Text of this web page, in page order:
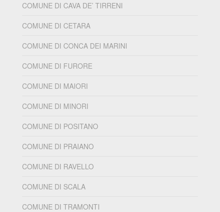
COMUNE DI CAVA DE’ TIRRENI
COMUNE DI CETARA
COMUNE DI CONCA DEI MARINI
COMUNE DI FURORE
COMUNE DI MAIORI
COMUNE DI MINORI
COMUNE DI POSITANO
COMUNE DI PRAIANO
COMUNE DI RAVELLO
COMUNE DI SCALA
COMUNE DI TRAMONTI